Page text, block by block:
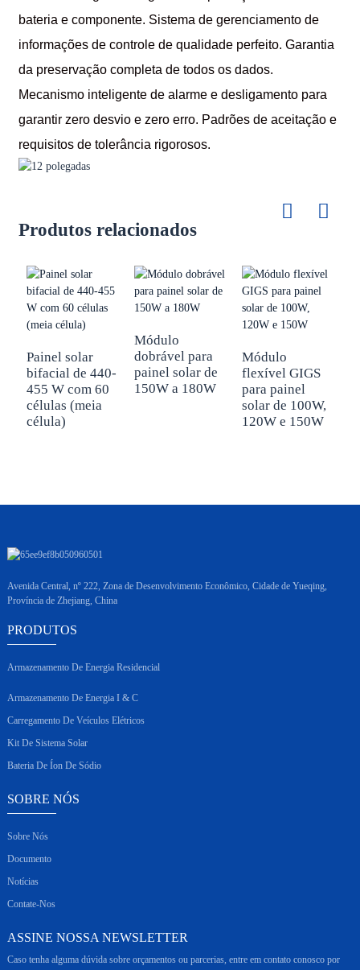
bateria e componente. Sistema de gerenciamento de
informações de controle de qualidade perfeito. Garantia
da preservação completa de todos os dados.
Mecanismo inteligente de alarme e desligamento para
garantir zero desvio e zero erro. Padrões de aceitação e
requisitos de tolerância rigorosos.
Produtos relacionados
Painel solar
bifacial de 440-
455 W com 60
células (meia
célula)
Módulo
dobrável para
painel solar de
150W a 180W
Módulo
flexível GIGS
para painel
solar de 100W,
120W e 150W
Avenida Central, nº 222, Zona de Desenvolvimento Econômico, Cidade de Yueqing,
Província de Zhejiang, China
PRODUTOS
Armazenamento De Energia Residencial
Armazenamento De Energia I & C
Carregamento De Veículos Elétricos
Kit De Sistema Solar
Bateria De Íon De Sódio
SOBRE NÓS
Sobre Nós
Documento
Notícias
Contate-Nos
ASSINE NOSSA NEWSLETTER
Caso tenha alguma dúvida sobre orçamentos ou parcerias, entre em contato conosco por